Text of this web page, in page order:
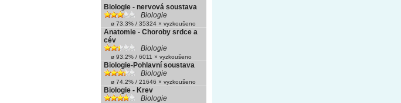
Biologie - nervová soustava
Biologie
ø 73.3% / 35324 × vyzkoušeno
Anatomie - Choroby srdce a
cév
Biologie
ø 93.2% / 6011 × vyzkoušeno
Biologie-Pohlavní soustava
Biologie
ø 74.2% / 21646 × vyzkoušeno
Biologie - Krev
Biologie